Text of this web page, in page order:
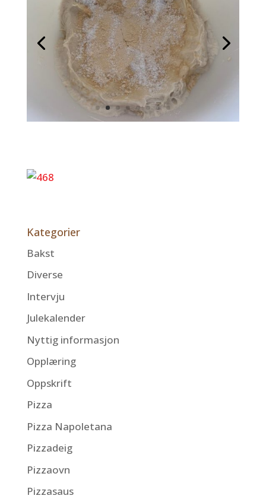
Kategorier
Bakst
Diverse
Intervju
Julekalender
Nyttig informasjon
Opplæring
Oppskrift
Pizza
Pizza Napoletana
Pizzadeig
Pizzaovn
Pizzasaus